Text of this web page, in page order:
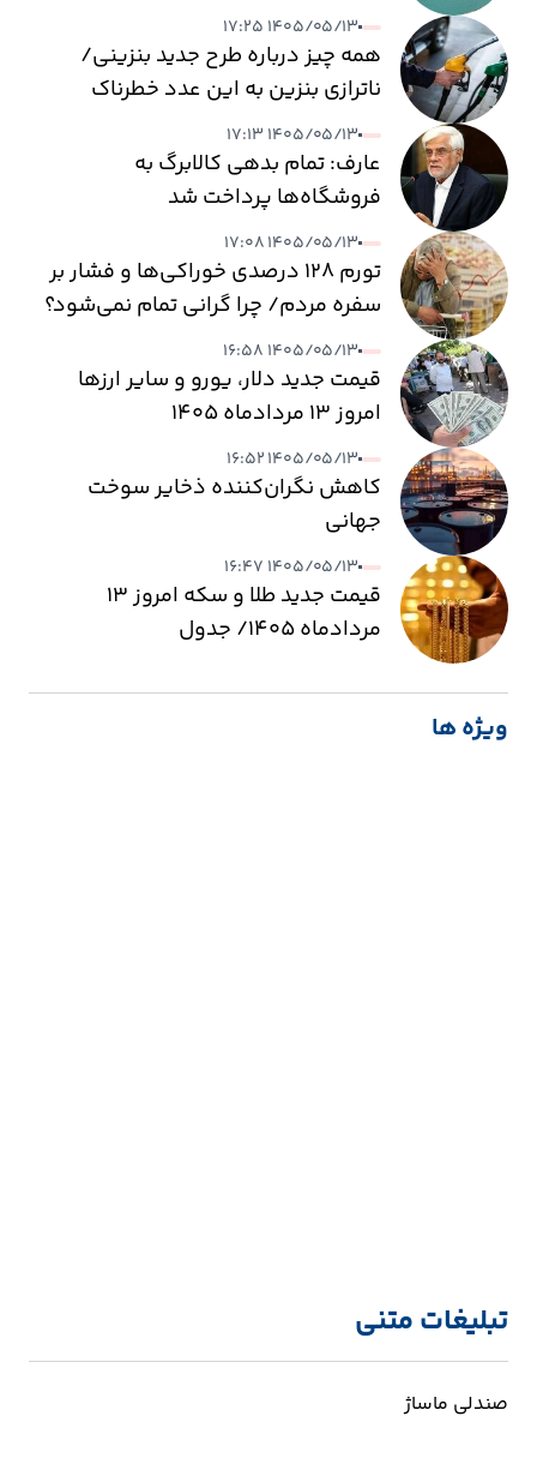
۱۴۰۵/۰۵/۱۳ ۱۷:۲۵
همه چیز درباره طرح جدید بنزینی/
ناترازی بنزین به این عدد خطرناک
می‌رسد
۱۴۰۵/۰۵/۱۳ ۱۷:۱۳
عارف: تمام بدهی کالابرگ به
فروشگاه‌ها پرداخت شد
۱۴۰۵/۰۵/۱۳ ۱۷:۰۸
تورم ۱۲۸ درصدی خوراکی‌ها و فشار بر
سفره مردم/ چرا گرانی تمام نمی‌شود؟
۱۴۰۵/۰۵/۱۳ ۱۶:۵۸
قیمت جدید دلار، یورو و سایر ارزها
امروز ۱۳ مردادماه ۱۴۰۵
۱۴۰۵/۰۵/۱۳ ۱۶:۵۲
کاهش نگران‌کننده ذخایر سوخت
جهانی
۱۴۰۵/۰۵/۱۳ ۱۶:۴۷
قیمت جدید طلا و سکه امروز ۱۳
مردادماه ۱۴۰۵/ جدول
ویژه ها
تبلیغات متنی
صندلی ماساژ